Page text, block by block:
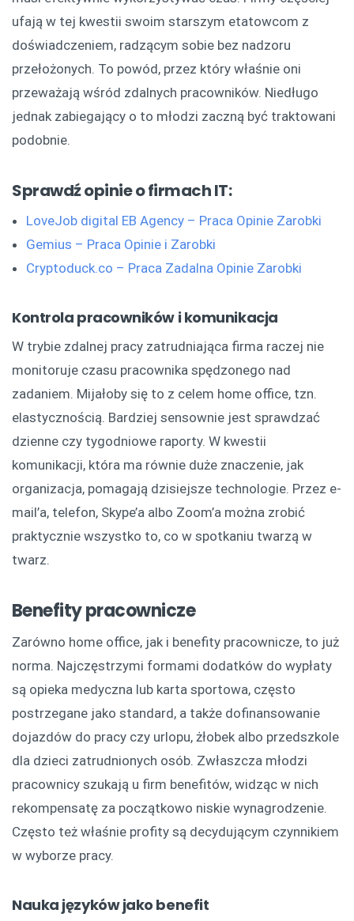
ufają w tej kwestii swoim starszym etatowcom z
doświadczeniem, radzącym sobie bez nadzoru
przełożonych. To powód, przez który właśnie oni
przeważają wśród zdalnych pracowników. Niedługo
jednak zabiegający o to młodzi zaczną być traktowani
podobnie.
Sprawdź opinie o firmach IT:
LoveJob digital EB Agency – Praca Opinie Zarobki
Gemius – Praca Opinie i Zarobki
Cryptoduck.co – Praca Zadalna Opinie Zarobki
Kontrola pracowników i komunikacja
W trybie zdalnej pracy zatrudniająca firma raczej nie
monitoruje czasu pracownika spędzonego nad
zadaniem. Mijałoby się to z celem home office, tzn.
elastycznością. Bardziej sensownie jest sprawdzać
dzienne czy tygodniowe raporty. W kwestii
komunikacji, która ma równie duże znaczenie, jak
organizacja, pomagają dzisiejsze technologie. Przez e-
mail’a, telefon, Skype’a albo Zoom’a można zrobić
praktycznie wszystko to, co w spotkaniu twarzą w
twarz.
Benefity pracownicze
Zarówno home office, jak i benefity pracownicze, to już
norma. Najczęstrzymi formami dodatków do wypłaty
są opieka medyczna lub karta sportowa, często
postrzegane jako standard, a także dofinansowanie
dojazdów do pracy czy urlopu, żłobek albo przedszkole
dla dzieci zatrudnionych osób. Zwłaszcza młodzi
pracownicy szukają u firm benefitów, widząc w nich
rekompensatę za początkowo niskie wynagrodzenie.
Często też właśnie profity są decydującym czynnikiem
w wyborze pracy.
Nauka języków jako benefit